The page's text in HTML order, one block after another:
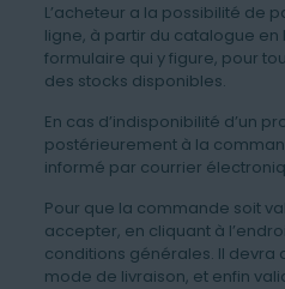
L’acheteur a la possibilité de
ligne, à partir du catalogue en
formulaire qui y figure, pour
des stocks disponibles.
En cas d’indisponibilité d’un
postérieurement à la
informé par courrier
Pour que la commande soit
accepter, en cliquant à
conditions générales. Il devra
mode de livraison, et enfin